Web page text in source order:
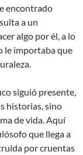
encontrado
a un
algo por él, a lo
le importaba que
siguió presente,
historias, sino
de vida. Aquí
que llega a
por cruentas